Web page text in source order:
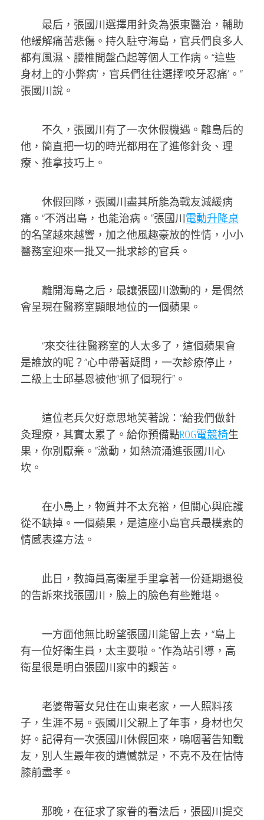
最后，張國川選擇用針灸為張東醫治，輔助
他緩解痛苦悲傷。持久駐守海島，官兵們良多人
都有風濕、腰椎間盤凸起等個人工作病。“這些
身材上的‘小弊病’，官兵們往往選擇‘咬牙忍痛’。”
張國川說。
不久，張國川有了一次休假機遇。離島后的
他，簡直把一切的時光都用在了進修針灸、理
療、推拿技巧上。
休假回隊，張國川盡其所能為戰友減緩病
痛。“不消出島，也能治病。”張國川電動升降桌
的名望越來越響，加之他風趣豪放的性情，小小
醫務室迎來一批又一批求診的官兵。
離開海島之后，最讓張國川激動的，是偶然
會呈現在醫務室顯眼地位的一個蘋果。
“來交往往醫務室的人太多了，這個蘋果會
是誰放的呢？”心中帶著疑問，一次診療停止，
二級上士邱基恩被他“抓了個現行”。
這位老兵欠好意思地笑著說：“給我們做針
灸理療，其實太累了。給你預備點ROG電競椅生
果，你別厭棄。”激動，如熱流涌進張國川心
坎。
在小島上，物質并不太充裕，但關心與庇護
從不缺掉。一個蘋果，是這座小島官兵最樸素的
情感表達方法。
此日，教誨員高衛星手里拿著一份延期退役
的告訴來找張國川，臉上的臉色有些難堪。
一方面他無比盼望張國川能留上去，“島上
有一位好衛生員，太主要啦。”作為站引導，高
衛星很是明白張國川家中的艱苦。
老婆帶著女兒住在山東老家，一人照料孩
子，生涯不易。張國川父親上了年事，身材也欠
好。記得有一次張國川休假回來，嗚咽著告知戰
友，別人生最年夜的遺憾就是，不克不及在怙恃
膝前盡孝。
那晚，在征求了家眷的看法后，張國川提交